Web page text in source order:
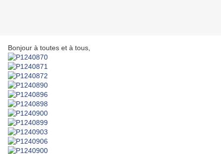
Bonjour à toutes et à tous,